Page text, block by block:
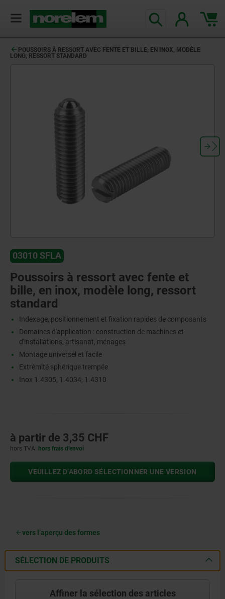
POUSSOIRS À RESSORT AVEC FENTE ET BILLE, EN INOX, MODÈLE
LONG, RESSORT STANDARD
03010 SFLA
Poussoirs à ressort avec fente et
bille, en inox, modèle long, ressort
standard
Indexage, positionnement et fixation rapides de composants
Domaines d'application : construction de machines et
d'installations, artisanat, ménages
Montage universel et facile
Extrémité sphérique trempée
Inox 1.4305, 1.4034, 1.4310
à partir de 3,35 CHF
hors TVA hors frais d’envoi
VEUILLEZ D’ABORD SÉLECTIONNER UNE VERSION
vers l’aperçu des formes
SÉLECTION DE PRODUITS
Affiner la sélection des articles